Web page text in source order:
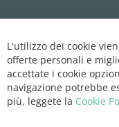
L'utilizzo dei cookie
offerte personali e
accettate i cookie
navigazione potrebbe
più, leggete la Cookie